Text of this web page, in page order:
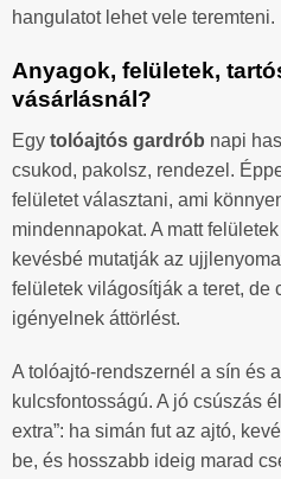
hangulatot lehet vele teremteni.
Anyagok, felületek,
vásárlásnál?
Egy tolóajtós gardrób napi
csukod, pakolsz, rendezel.
felületet választani, ami
mindennapokat. A matt
kevésbé mutatják az
felületek világosítják a teret, de
igényelnek áttörlést.
A tolóajtó-rendszernél a sín és
kulcsfontosságú. A jó csúszás
extra”: ha simán fut az ajtó,
be, és hosszabb ideig marad